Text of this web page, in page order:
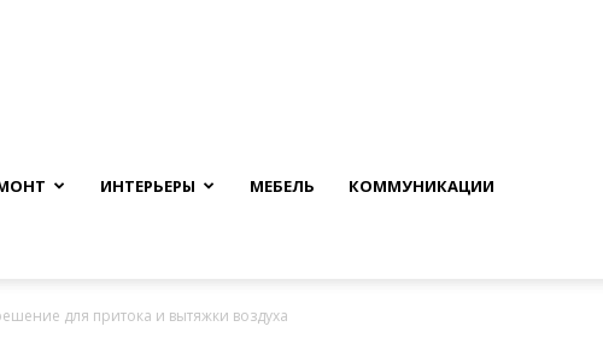
ИНТЕРЬЕРЫ МЕБЕЛЬ КОММУНИКАЦИИ
для притока и вытяжки воздуха